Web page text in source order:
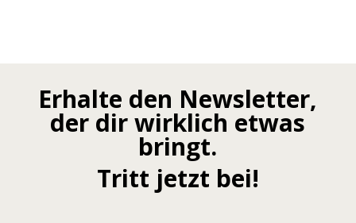
Erhalte den Newsletter,
der dir wirklich etwas
bringt.
Tritt jetzt bei!